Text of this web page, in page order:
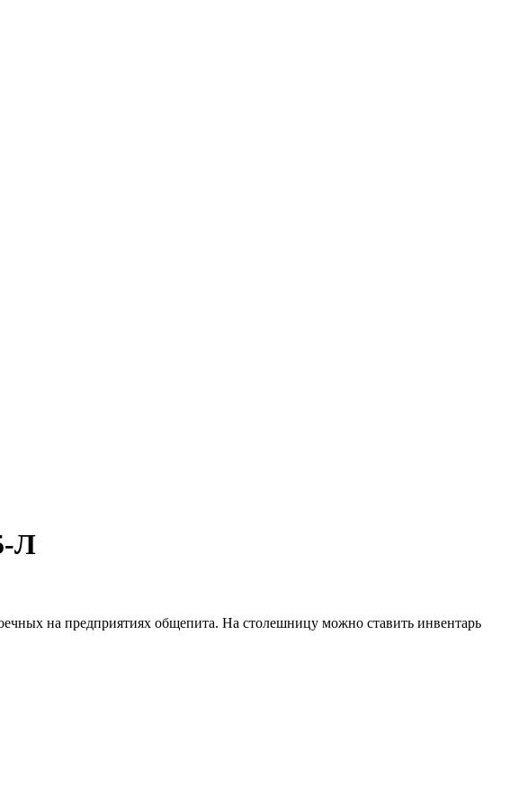
Л
на предприятиях общепита. На столешницу можно ставить инвентарь